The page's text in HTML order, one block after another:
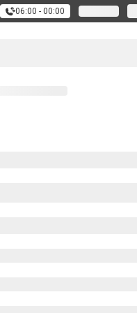
06:00 - 00:00